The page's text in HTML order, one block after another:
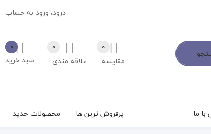
درود، ورود به حساب
0
سبد خرید علاقه مندی
0
مقایسه
0
ما محصولات جدید پرفروش ترین ها